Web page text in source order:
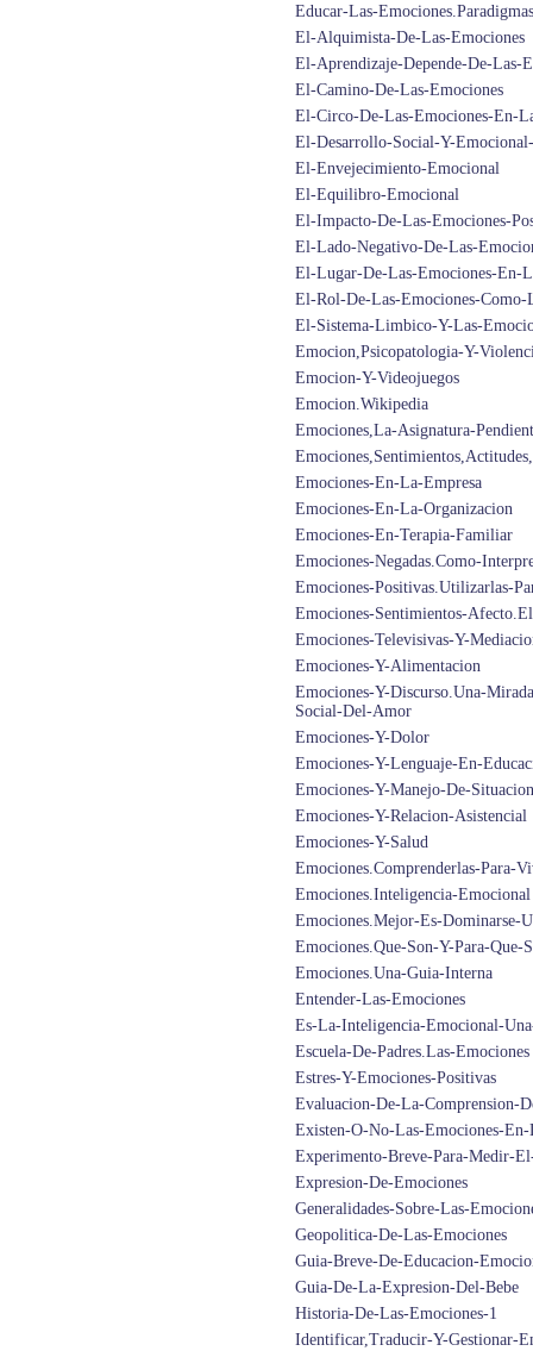
Educar-Las-
El-Alquimista-De-Las-Emociones
El-Aprendizaje-Depende-De-Las-
El-Camino-De-Las-Emociones
El-Circo-De-Las-Emociones-En-
El-Desarrollo-Social-Y-
El-Envejecimiento-Emocional
El-Equilibro-Emocional
El-Impacto-De-Las-Emociones-
El-Lado-Negativo-De-Las-
El-Lugar-De-Las-Emociones-En-
El-Rol-De-Las-Emociones-Como-
El-Sistema-Limbico-Y-Las-
Emocion,Psicopatologia-Y-
Emocion-Y-Videojuegos
Emocion.Wikipedia
Emociones,La-Asignatura-
Emociones-En-La-Empresa
Emociones-En-La-Organizacion
Emociones-En-Terapia-Familiar
Emociones-Negadas.Como-
Emociones-Positivas.Utilizarlas-
Emociones-Sentimientos-
Emociones-Televisivas-Y-
Emociones-Y-Alimentacion
Emociones-Y-Discurso.Una-
Social-Del-Amor
Emociones-Y-Dolor
Emociones-Y-Lenguaje-En-
Emociones-Y-Manejo-De-
Emociones-Y-Relacion-Asistencial
Emociones-Y-Salud
Emociones.Comprenderlas-Para-
Emociones.Inteligencia-Emocional
Emociones.Mejor-Es-Dominarse-
Emociones.Que-Son-Y-Para-Que-
Emociones.Una-Guia-Interna
Entender-Las-Emociones
Es-La-Inteligencia-Emocional-
Escuela-De-Padres.Las-Emociones
Estres-Y-Emociones-Positivas
Evaluacion-De-La-Comprension-
Existen-O-No-Las-Emociones-
Experimento-Breve-Para-Medir-
Expresion-De-Emociones
Generalidades-Sobre-Las-
Geopolitica-De-Las-Emociones
Guia-Breve-De-Educacion-
Guia-De-La-Expresion-Del-Bebe
Historia-De-Las-Emociones-1
Identificar,Traducir-Y-Gestionar-